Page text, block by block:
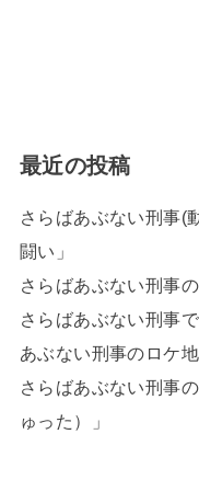
最近の投稿
さらばあぶない刑事(
闘い」
さらばあぶない刑事
さらばあぶない刑事
あぶない刑事のロケ
さらばあぶない刑事
ゅった）」